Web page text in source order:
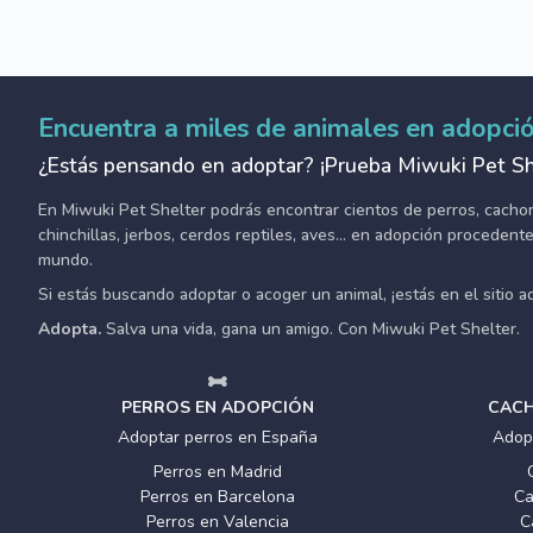
Encuentra a miles de animales en
¿Estás pensando en adoptar? ¡Prueba Miwuki Pet
En Miwuki Pet Shelter podrás encontrar cientos de perros,
chinchillas, jerbos, cerdos reptiles, aves... en adopción
mundo.
Si estás buscando adoptar o acoger un animal, ¡estás en el sitio
Adopta. Salva una vida, gana un amigo. Con Miwuki Pet Shelter.
PERROS EN ADOPCIÓN
Adoptar perros en España
Perros en Madrid
Perros en Barcelona
Perros en Valencia